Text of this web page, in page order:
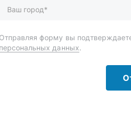
Доставка и оплата